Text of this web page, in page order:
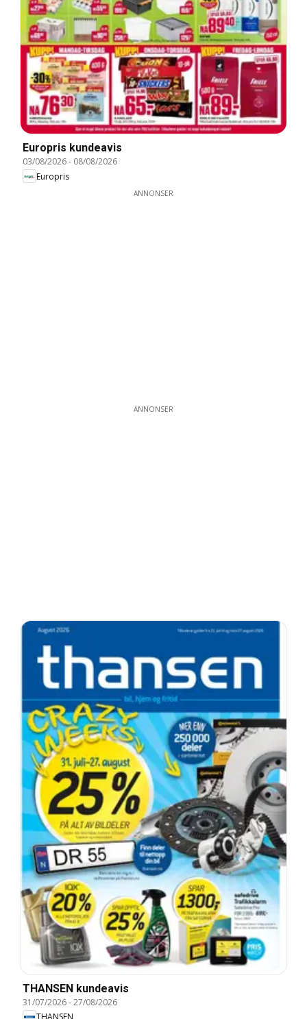
Europris kundeavis
03/08/2026- 08/08/2026
Europris
ANNONSER
ANNONSER
THANSEN kundeavis
31/07/2026-27/08/2026